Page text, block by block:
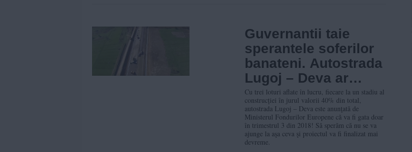
Guvernantii taie
sperantele soferilor
banateni. Autostrada
Lugoj – Deva ar
urma sa fie gata in
trimestrul 3 din 2018
Cu trei loturi aflate în lucru, fiecare la un stadiu al
construcției în jurul valorii 40% din total,
autostrada Lugoj – Deva este anunţată de
Ministerul Fondurilor Europene că va fi gata doar
în trimestrul 3 din 2018! Să sperăm că nu se va
ajunge la aşa ceva şi proiectul va fi finalizat mai
devreme.